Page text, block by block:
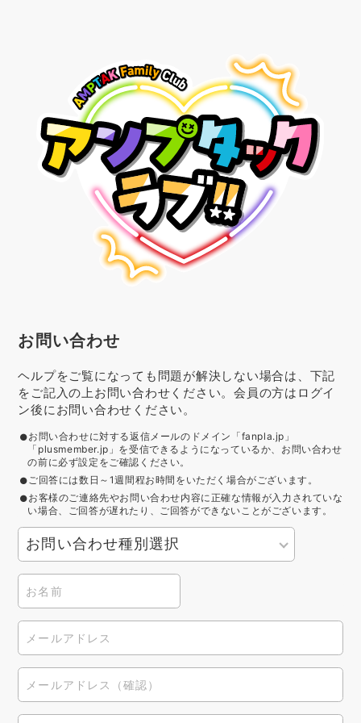
お問い合わせ
ヘルプをご覧になっても問題が解決しない場合は、下記
をご記入の上お問い合わせください。会員の方はログイ
ン後にお問い合わせください。
お問い合わせに対する返信メールのドメイン「fanpla.jp」
「plusmember.jp」を受信できるようになっているか、お問い合わせ
の前に必ず設定をご確認ください。
ご回答には数日～1週間程お時間をいただく場合がございます。
お客様のご連絡先やお問い合わせ内容に正確な情報が入力されていな
い場合、ご回答が遅れたり、ご回答ができないことがございます。